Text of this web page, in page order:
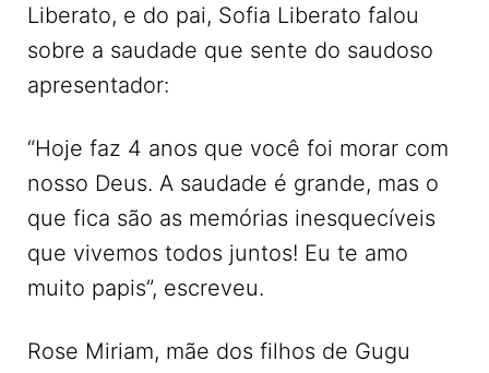
Liberato, e do pai, Sofia Liberato falou
sobre a saudade que sente do saudoso
apresentador:
“Hoje faz 4 anos que você foi morar com
nosso Deus. A saudade é grande, mas o
que fica são as memórias inesquecíveis
que vivemos todos juntos! Eu te amo
muito papis”, escreveu.
Rose Miriam, mãe dos filhos de Gugu